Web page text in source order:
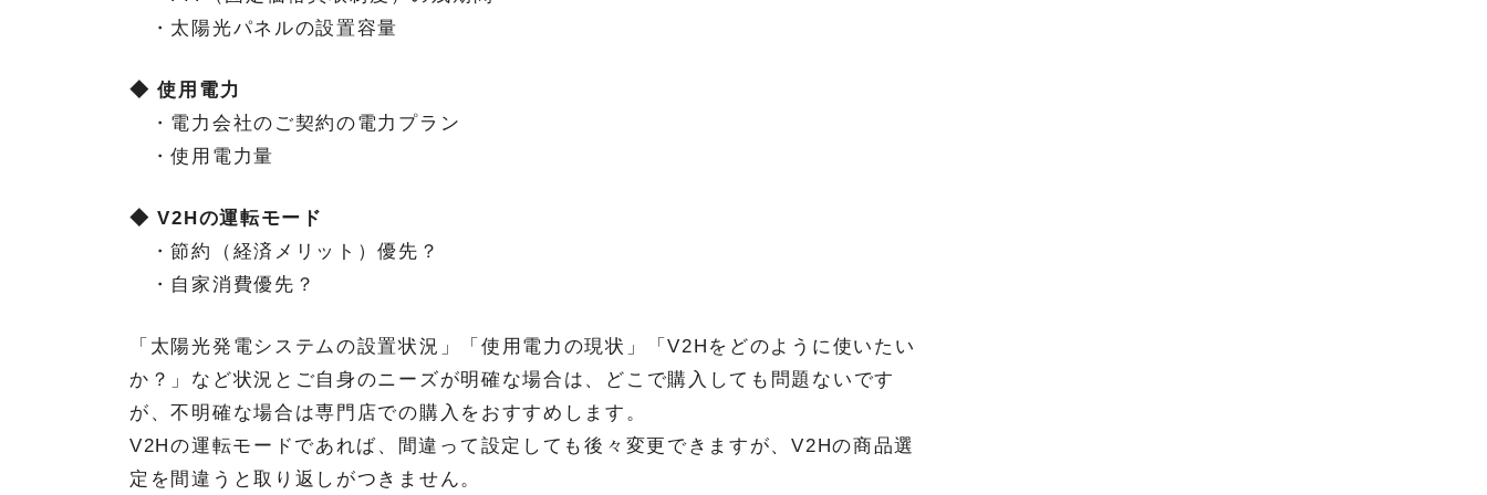
・太陽光パネルの設置容量
◆ 使用電力
・電力会社のご契約の電力プラン
・使用電力量
◆ V2Hの運転モード
・節約（経済メリット）優先？
・自家消費優先？
「太陽光発電システムの設置状況」「使用電力の現状」「V2Hをどのように使いたい
か？」など状況とご自身のニーズが明確な場合は、どこで購入しても問題ないです
が、不明確な場合は専門店での購入をおすすめします。
V2Hの運転モードであれば、間違って設定しても後々変更できますが、V2Hの商品選
定を間違うと取り返しがつきません。